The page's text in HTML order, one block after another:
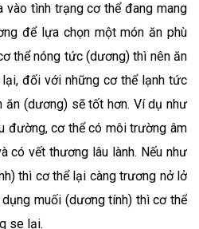
vào tình trạng cơ thể đang mang
để lựa chọn một món ăn phù
thể nóng tức (dương) thì nên ăn
đối với những cơ thể lạnh tức
ăn (dương) sẽ tốt hơn. Ví dụ như
đường, cơ thể có môi trường âm
có vết thương lâu lành. Nếu như
thì cơ thể lại càng trương nở lở
muối (dương tính) thì cơ thể
se lại.